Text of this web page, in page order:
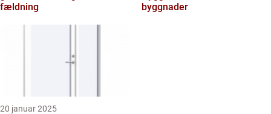
fældning
byggnader
20 januar 2025